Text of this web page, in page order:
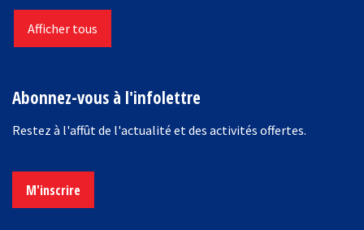
Afficher tous
Abonnez-vous à l'infolettre
Restez à l'affût de l'actualité et des activités offertes.
M'inscrire